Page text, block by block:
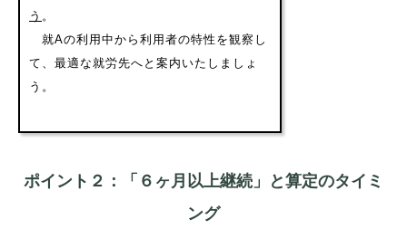
う 。
就Aの利用中から利用者の特性を観察し
て、最適な就労先へと案内いたしましょ
う。
ポイント２：「６ヶ月以上継続」と算定のタイミ
ング